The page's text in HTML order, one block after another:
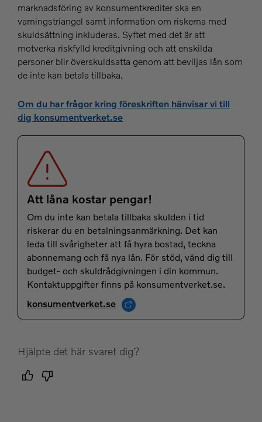
marknadsföring av konsumentkrediter ska en
varningstriangel samt information om riskerna med
skuldsättning inkluderas. Syftet med det är att
motverka riskfylld kreditgivning och att enskilda
personer blir överskuldsatta genom att beviljas lån som
de inte kan betala tillbaka.
Om du har frågor kring föreskriften hänvisar vi till
dig konsumentverket.se
Att låna kostar pengar!
Om du inte kan betala tillbaka skulden i tid
riskerar du en betalningsanmärkning. Det kan
leda till svårigheter att få hyra bostad, teckna
abonnemang och få nya lån. För stöd, vänd dig till
budget- och skuldrådgivningen i din kommun.
Kontaktuppgifter finns på konsumentverket.se.
konsumentverket.se
Hjälpte det här svaret dig?